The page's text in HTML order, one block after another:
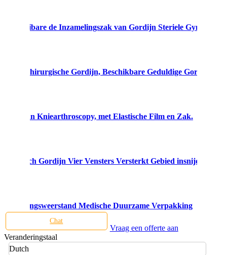
Vloeibare de Inzamelingszak van Gordijn Steriele Gyn
Chirurgische Gordijn, Beschikbare Geduldige Gordijnzak
van Kniearthroscopy, met Elastische Film en Zak.
Gordijn Vier Vensters Versterkt Gebied insnijdt
schuringsweerstand Medische Duurzame Verpakking
Chat
Vraag een offerte aan
Veranderingstaal
Dutch